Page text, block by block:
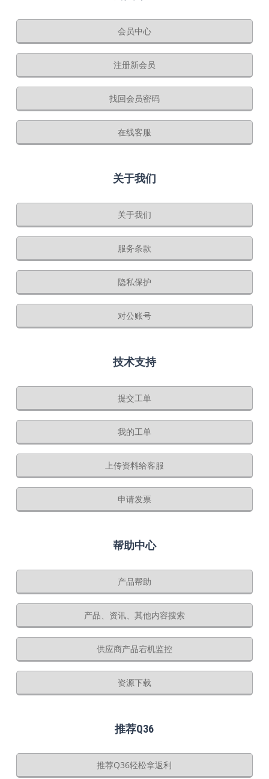
会员中心
注册新会员
找回会员密码
在线客服
关于我们
关于我们
服务条款
隐私保护
对公账号
技术支持
提交工单
我的工单
上传资料给客服
申请发票
帮助中心
产品帮助
产品、资讯、其他内容搜索
供应商产品宕机监控
资源下载
推荐Q36
推荐Q36轻松拿返利